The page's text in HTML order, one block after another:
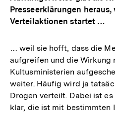
Presseerklärungen
Verteilaktionen startet …
… weil sie hofft, dass die
aufgreifen und die Wirkung
Kultusministerien
weiter. Häufig wird ja
Drogen verteilt. Dabei ist
klar, die ist mit bestimmten